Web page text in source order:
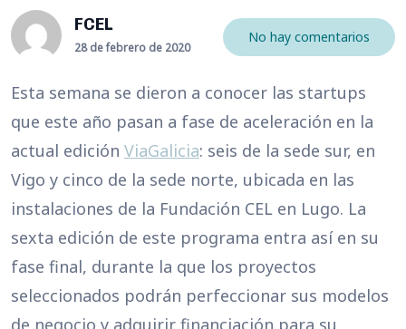
FCEL
28 de febrero de 2020
No hay comentarios
Esta semana se dieron a conocer las startups
que este año pasan a fase de aceleración en la
actual edición ViaGalicia: seis de la sede sur, en
Vigo y cinco de la sede norte, ubicada en las
instalaciones de la Fundación CEL en Lugo. La
sexta edición de este programa entra así en su
fase final, durante la que los proyectos
seleccionados podrán perfeccionar sus modelos
de negocio y adquirir financiación para su